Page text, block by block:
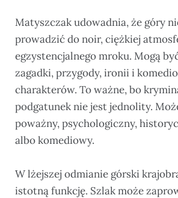
Matyszczak udowadnia, że góry
prowadzić do noir, ciężkiej
egzystencjalnego mroku. Mogą
zagadki, przygody, ironii i
charakterów. To ważne, bo
podgatunek nie jest jednolity.
poważny, psychologiczny,
albo komediowy.
W lżejszej odmianie górski
istotną funkcję. Szlak może